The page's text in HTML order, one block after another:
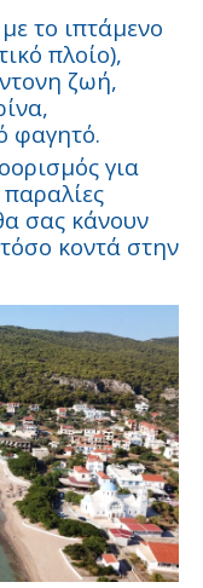
το ιπτάμενο
πλοίο),
ζωή,
φαγητό.
για
σας κάνουν
κοντά στην